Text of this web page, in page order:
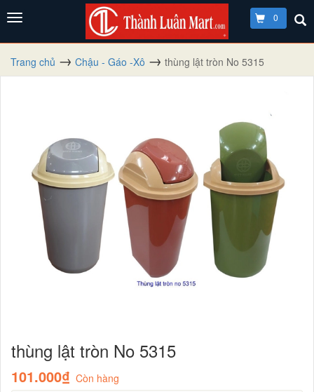
0
Trang chủ Chậu - Gáo -Xô thùng lật tròn No 5315
thùng lật tròn No 5315
101.000₫ Còn hàng